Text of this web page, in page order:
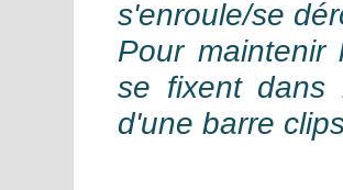
s'enroule/se
Pour
se fixent
d'une barre